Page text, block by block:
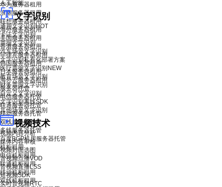
人工智能
文字识别
通用文字识别 HOT
卡证文字识别
票据文字识别
汽车场景文字识别
文字识别私有化部署方案
医疗票据文字识别 NEW
教育场景文字识别
财务票据文字识别
自定义文字识别
文字识别离线SDK
其他场景文字识别
视频技术
视频内容分析
媒体内容审核
视频封面选图
音视频点播VOD
音视频直播LSS
短视频SDK
实时音视频RTC
华为服务器租用
浪潮服务器租用
联想服务器租用
海外服务器租用
美国服务器租用
香港服务器租用
菲律宾服务器租用
韩国服务器租用
日本服务器租用
海外云服务器租用
服务器托管
电信服务器托管
联通服务器托管
移动服务器托管
双线服务器托管
多线服务器托管
百度BGP机房服务器托管
机柜租用
电信机柜租用
联通机柜租用
移动机柜租用
双线机柜租用